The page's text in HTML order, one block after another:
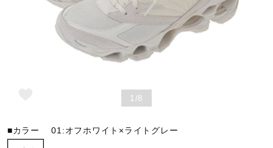
バレーボール
テニス／ソフトテニス
1/8
■カラー01:オフホワイト×ライトグレー